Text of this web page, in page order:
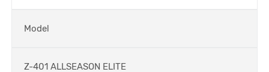
Model
Z-401 ALLSEASON ELITE